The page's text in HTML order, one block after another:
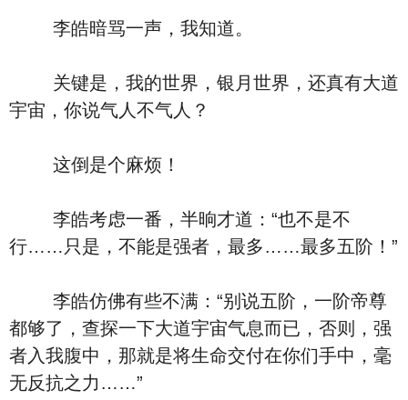
李皓暗骂一声，我知道。
关键是，我的世界，银月世界，还真有大道
宇宙，你说气人不气人？
这倒是个麻烦！
李皓考虑一番，半晌才道：“也不是不
行……只是，不能是强者，最多……最多五阶！”
李皓仿佛有些不满：“别说五阶，一阶帝尊
都够了，查探一下大道宇宙气息而已，否则，强
者入我腹中，那就是将生命交付在你们手中，毫
无反抗之力……”